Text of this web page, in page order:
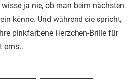
ja nie, ob man beim nächsten
könne. Und während sie spricht,
pinkfarbene Herzchen-Brille für
ernst.